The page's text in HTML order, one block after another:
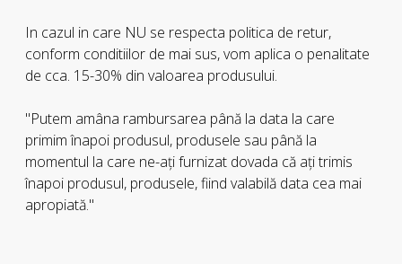
In cazul in care NU se respecta politica de retur,
conform conditiilor de mai sus, vom aplica o penalitate
de cca. 15-30% din valoarea produsului.
"Putem amâna rambursarea până la data la care
primim înapoi produsul, produsele sau până la
momentul la care ne-aţi furnizat dovada că aţi trimis
înapoi produsul, produsele, fiind valabilă data cea mai
apropiată."